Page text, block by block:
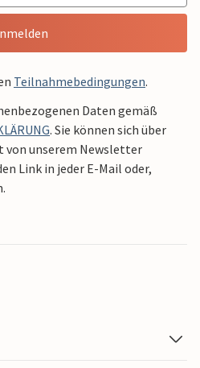
Teilnahmebedingungen.
Daten gemäß
. Sie können sich über
von unserem Newsletter
Link in jeder E-Mail oder,